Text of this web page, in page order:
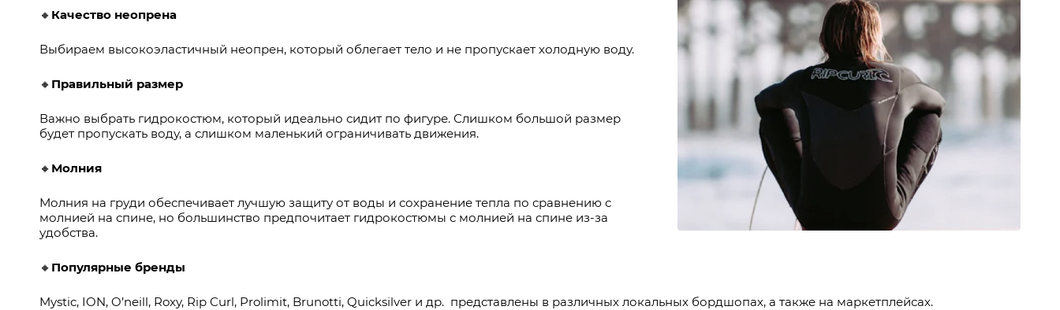
🔸 Качество неопрена
Выбираем высокоэластичный неопрен, который облегает тело и не пропускает холодную воду.
🔸 Правильный размер
Важно выбрать гидрокостюм, который идеально сидит по фигуре. Слишком большой размер
будет пропускать воду, а слишком маленький ограничивать движения.
🔸 Молния
Молния на груди обеспечивает лучшую защиту от воды и сохранение тепла по сравнению с
молнией на спине, но большинство предпочитает гидрокостюмы с молнией на спине из-за
удобства.
🔸 Популярные бренды
Mystic, ION, O’neill, Roxy, Rip Curl, Prolimit, Brunotti, Quicksilver и др. представлены в различных локальных бордшопах, а также на маркетплейсах.